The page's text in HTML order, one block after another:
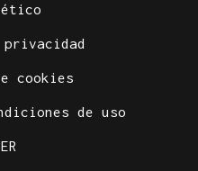
cookies
de uso